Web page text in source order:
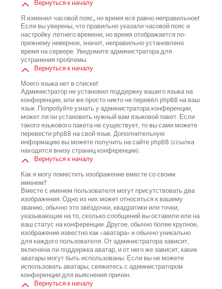
Вернуться к началу
Я изменил часовой пояс, но время всё равно неправильное!
Если вы уверены, что правильно указали часовой пояс и
настройку летнего времени, но время отображается по-
прежнему неверное, значит, неправильно установлено
время на сервере. Уведомите администратора для
устранения проблемы.
Вернуться к началу
Моего языка нет в списке!
Администратор не установил поддержку вашего языка на
конференции, или же просто никто не перевёл phpBB на ваш
язык. Попробуйте узнать у администратора конференции,
может ли он установить нужный вам языковой пакет. Если
такого языкового пакета не существует, то вы сами можете
перевести phpBB на свой язык. Дополнительную
информацию вы можете получить на сайте phpBB (ссылка
находится внизу страниц конференции).
Вернуться к началу
Как я могу поместить изображение вместе со своим
именем?
Вместе с именем пользователя могут присутствовать два
изображения. Одно из них может относиться к вашему
званию, обычно это звёздочки, квадратики или точки,
указывающие на то, сколько сообщений вы оставили или на
ваш статус на конференции. Другое, обычно более крупное,
изображение известно как «аватара» и обычно уникально
для каждого пользователя. От администратора зависит,
включена ли поддержка аватар, и от него же зависит, какие
аватары могут быть использованы. Если вы не можете
использовать аватары, свяжитесь с администратором
конференции для выяснения причин.
Вернуться к началу